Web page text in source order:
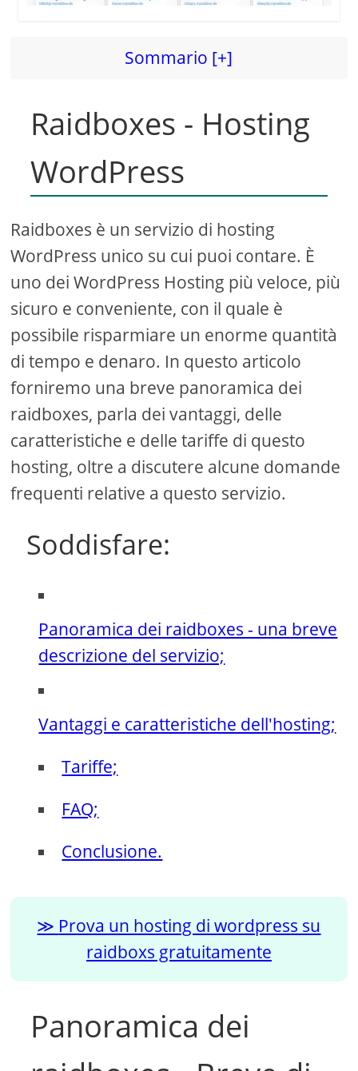
Sommario [+]
Raidboxes - Hosting
WordPress
Raidboxes è un servizio di hosting
WordPress unico su cui puoi contare. È
uno dei WordPress Hosting più veloce, più
sicuro e conveniente, con il quale è
possibile risparmiare un enorme quantità
di tempo e denaro. In questo articolo
forniremo una breve panoramica dei
raidboxes, parla dei vantaggi, delle
caratteristiche e delle tariffe di questo
hosting, oltre a discutere alcune domande
frequenti relative a questo servizio.
Soddisfare:
Panoramica dei raidboxes - una breve
descrizione del servizio;
Vantaggi e caratteristiche dell'hosting;
Tariffe;
FAQ;
Conclusione.
Prova un hosting di wordpress su
raidboxs gratuitamente
Panoramica dei